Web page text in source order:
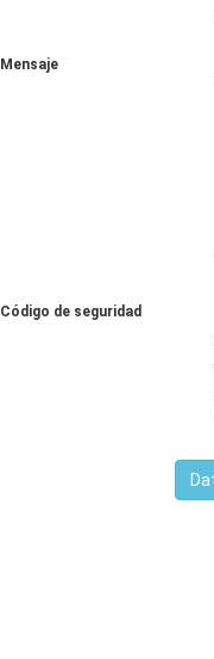
Mensaje
Código de seguridad